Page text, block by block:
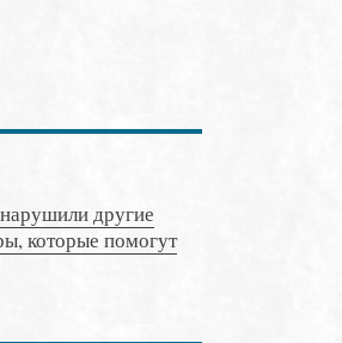
другие
которые помогут